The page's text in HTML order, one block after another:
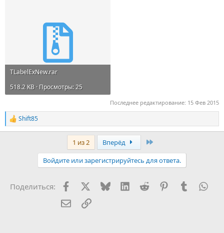
TLabelExNew.rar
518.2 KB · Просмотры: 25
Последнее редактирование: 15 Фев 2015
Р
е
Shift85
1 из 2 Вперёд
Войдите или зарегистрируйтесь для ответа.
Поделиться: FacebookX (Twitter)
BlueskyLinkedInReddit PinterestTumblr
Электронная почта
Ссылка